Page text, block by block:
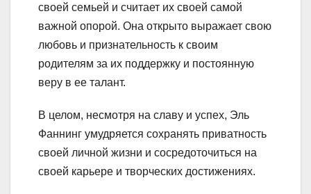
своей семьей и считает их своей самой
важной опорой. Она открыто выражает свою
любовь и признательность к своим
родителям за их поддержку и постоянную
веру в ее талант.
В целом, несмотря на славу и успех, Эль
Фаннинг умудряется сохранять приватность
своей личной жизни и сосредоточиться на
своей карьере и творческих достижениях.